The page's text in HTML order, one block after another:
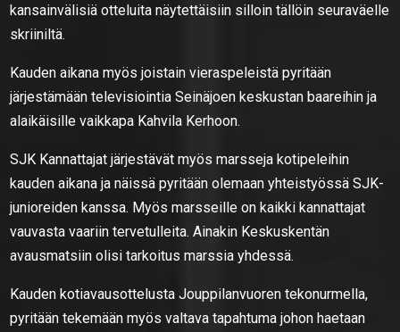
kansainvälisiä otteluita näytettäisiin silloin tällöin seuraväelle
skriiniltä.
Kauden aikana myös joistain vieraspeleistä pyritään
järjestämään televisiointia Seinäjoen keskustan baareihin ja
alaikäisille vaikkapa Kahvila Kerhoon.
SJK Kannattajat järjestävät myös marsseja kotipeleihin
kauden aikana ja näissä pyritään olemaan yhteistyössä SJK-
junioreiden kanssa. Myös marsseille on kaikki kannattajat
vauvasta vaariin tervetulleita. Ainakin Keskuskentän
avausmatsiin olisi tarkoitus marssia yhdessä.
Kauden kotiavausottelusta Jouppilanvuoren tekonurmella,
pyritään tekemään myös valtava tapahtuma johon haetaan